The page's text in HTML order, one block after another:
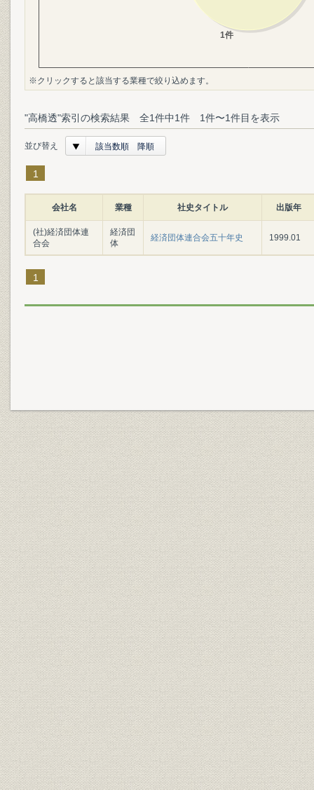
※クリックすると該当する業種で絞り込めます。
"高橋透"索引の検索結果 全1件中1件 1件〜1件目を表示
並び替え 該当数順 降順
1
会社名 業種 社史タイトル 出版年
(社)経済団体連
合会
経済団
体
経済団体連合会五十年史 1999.01
1